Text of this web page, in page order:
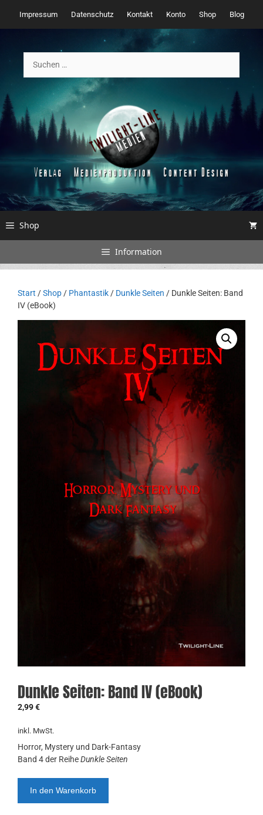
Inhalt
springen
Impressum Datenschutz Kontakt Konto Shop Blog
nach:
Shop
Information
Start /Shop/ Phantastik/ Dunkle Seiten / Dunkle Seiten: Band
IV (eBook)
Dunkle Seiten: Band IV (eBook)
2,99€
inkl. MwSt.
Horror, Mystery und Dark-Fantasy
Band 4 der ReiheDunkle Seiten
Seiten:
In den Warenkorb